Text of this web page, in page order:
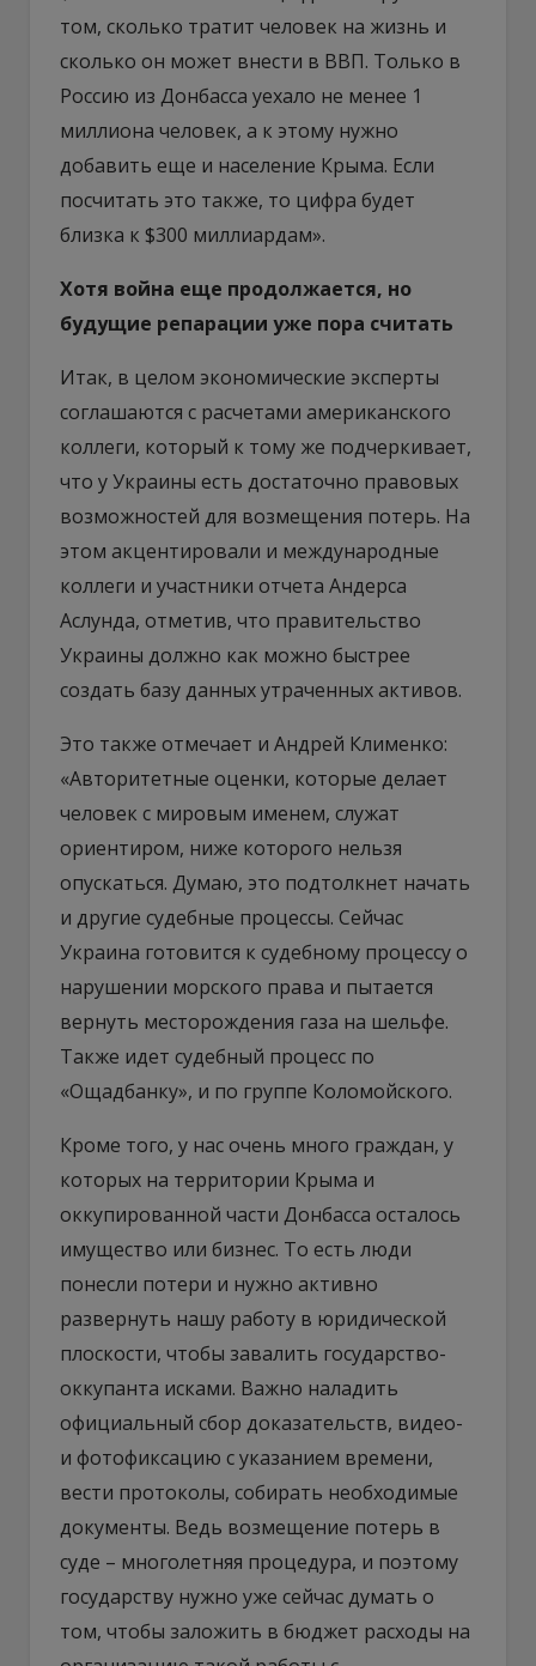
том, сколько тратит человек на жизнь и
сколько он может внести в ВВП. Только в
Россию из Донбасса уехало не менее 1
миллиона человек, а к этому нужно
добавить еще и население Крыма. Если
посчитать это также, то цифра будет
близка к $300 миллиардам».
Хотя война еще продолжается, но
будущие репарации уже пора считать
Итак, в целом экономические эксперты
соглашаются с расчетами американского
коллеги, который к тому же подчеркивает,
что у Украины есть достаточно правовых
возможностей для возмещения потерь. На
этом акцентировали и международные
коллеги и участники отчета Андерса
Аслунда, отметив, что правительство
Украины должно как можно быстрее
создать базу данных утраченных активов.
Это также отмечает и Андрей Клименко:
«Авторитетные оценки, которые делает
человек с мировым именем, служат
ориентиром, ниже которого нельзя
опускаться. Думаю, это подтолкнет начать
и другие судебные процессы. Сейчас
Украина готовится к судебному процессу о
нарушении морского права и пытается
вернуть месторождения газа на шельфе.
Также идет судебный процесс по
«Ощадбанку», и по группе Коломойского.
Кроме того, у нас очень много граждан, у
которых на территории Крыма и
оккупированной части Донбасса осталось
имущество или бизнес. То есть люди
понесли потери и нужно активно
развернуть нашу работу в юридической
плоскости, чтобы завалить государство-
оккупанта исками. Важно наладить
официальный сбор доказательств, видео-
и фотофиксацию с указанием времени,
вести протоколы, собирать необходимые
документы. Ведь возмещение потерь в
суде – многолетняя процедура, и поэтому
государству нужно уже сейчас думать о
том, чтобы заложить в бюджет расходы на